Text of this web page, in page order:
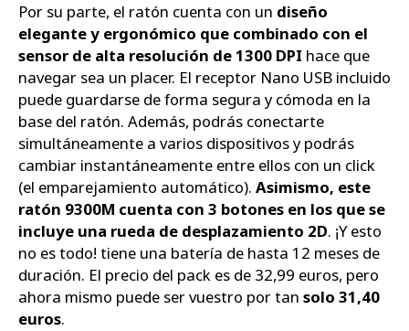
Por su parte, el ratón cuenta con un diseño
elegante y ergonómico que combinado con el
sensor de alta resolución de 1300 DPI hace que
navegar sea un placer. El receptor Nano USB incluido
puede guardarse de forma segura y cómoda en la
base del ratón. Además, podrás conectarte
simultáneamente a varios dispositivos y podrás
cambiar instantáneamente entre ellos con un click
(el emparejamiento automático). Asimismo, este
ratón 9300M cuenta con 3 botones en los que se
incluye una rueda de desplazamiento 2D. ¡Y esto
no es todo! tiene una batería de hasta 12 meses de
duración. El precio del pack es de 32,99 euros, pero
ahora mismo puede ser vuestro por tan solo 31,40
euros.